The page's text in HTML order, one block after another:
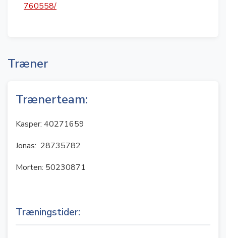
760558/
Træner
Trænerteam:
Kasper: 40271659
Jonas: 28735782
Morten: 50230871
Træningstider: